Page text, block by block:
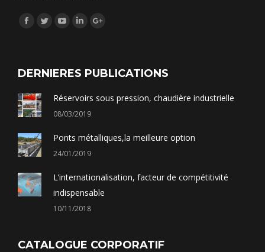
Síguenos en:
Facebook
TwitterYouTube
LinkedinGoogle+
DERNIERES PUBLICATIONS
Réservoirs sous pression, chaudière industrielle
08/03/2019
Ponts métalliques,la meilleure option
24/01/2019
L’internationalisation, facteur de compétitivité
indispensable
10/11/2018
CATALOGUE CORPORATIF